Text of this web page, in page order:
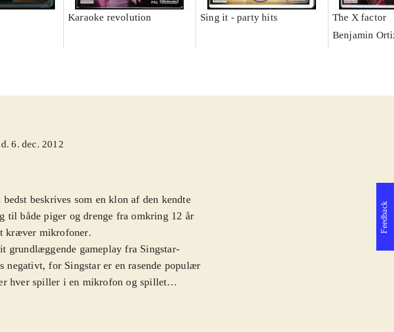
Karaoke revolution Sing it - party hits
The X factor
Benjamin
d. 6. dec. 2012
beskrives som en klon af den kendte
til både piger og drenge fra omkring 12 år
kræver mikrofoner.
grundlæggende gameplay fra Singstar-
negativt, for Singstar er en rasende populær
hver spiller i en mikrofon og spillet
er rørende simpelt, så alle kan være
Feedback